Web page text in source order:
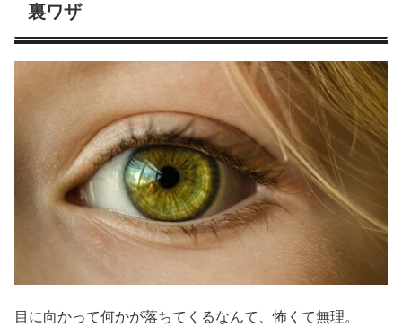
裏ワザ
目に向かって何かが落ちてくるなんて、怖くて無理。